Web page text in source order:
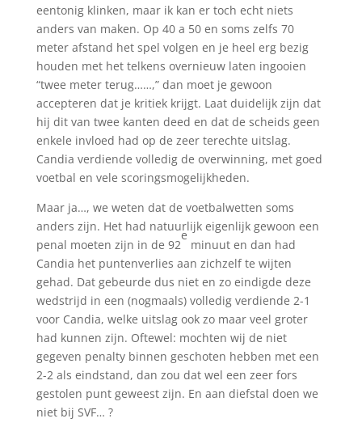
eentonig klinken, maar ik kan er toch echt niets
anders van maken. Op 40 a 50 en soms zelfs 70
meter afstand het spel volgen en je heel erg bezig
houden met het telkens overnieuw laten ingooien
“twee meter terug……,” dan moet je gewoon
accepteren dat je kritiek krijgt. Laat duidelijk zijn dat
hij dit van twee kanten deed en dat de scheids geen
enkele invloed had op de zeer terechte uitslag.
Candia verdiende volledig de overwinning, met goed
voetbal en vele scoringsmogelijkheden.
Maar ja…, we weten dat de voetbalwetten soms
anders zijn. Het had natuurlijk eigenlijk gewoon een
penal moeten zijn in de 92
e
minuut en dan had
Candia het puntenverlies aan zichzelf te wijten
gehad. Dat gebeurde dus niet en zo eindigde deze
wedstrijd in een (nogmaals) volledig verdiende 2-1
voor Candia, welke uitslag ook zo maar veel groter
had kunnen zijn. Oftewel: mochten wij de niet
gegeven penalty binnen geschoten hebben met een
2-2 als eindstand, dan zou dat wel een zeer fors
gestolen punt geweest zijn. En aan diefstal doen we
niet bij SVF… ?